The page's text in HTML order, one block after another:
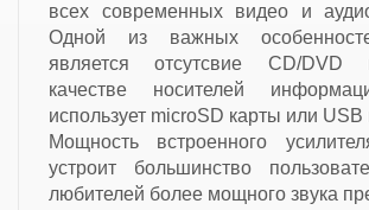
всех современных видео и
Одной из важных
является отсутсвие CD/DVD
качестве носителей
использует microSD карты или USB
Мощность встроенного
устроит большинство
любителей более мощного звука